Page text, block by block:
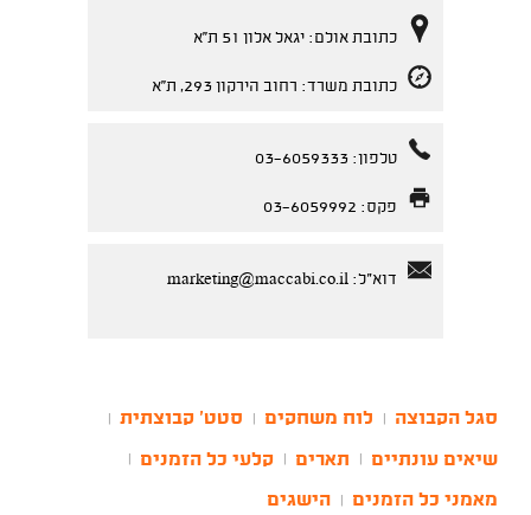
כתובת אולם: יגאל אלון 51 ת''א
כתובת משרד: רחוב הירקון 293, ת''א
טלפון: 03-6059333
פקס: 03-6059992
דוא"ל: marketing@maccabi.co.il
סגל הקבוצה לוח משחקים סטט' קבוצתית
שיאים עונתיים תארים קלעי כל הזמנים
מאמני כל הזמנים הישגים